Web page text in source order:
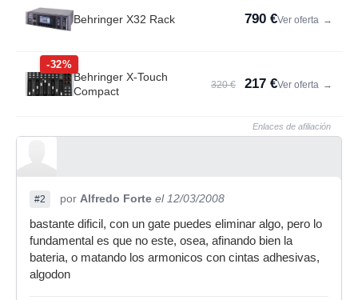
Behringer X32 Rack 790 €Ver oferta →
-32%
Behringer X-Touch
Compact
320 € 217 €Ver oferta →
Enlaces de afiliación
#2 por Alfredo Forte el 12/03/2008
bastante dificil, con un gate puedes eliminar algo, pero lo
fundamental es que no este, osea, afinando bien la
bateria, o matando los armonicos con cintas adhesivas,
algodon